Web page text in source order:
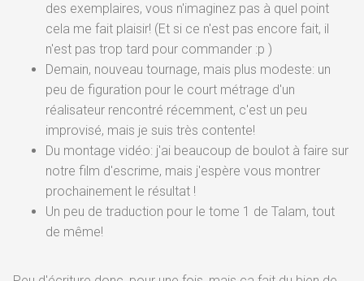
des exemplaires, vous n'imaginez pas à quel point
cela me fait plaisir! (Et si ce n'est pas encore fait, il
n'est pas trop tard pour commander :p )
Demain, nouveau tournage, mais plus modeste: un
peu de figuration pour le court métrage d'un
réalisateur rencontré récemment, c'est un peu
improvisé, mais je suis très contente!
Du montage vidéo: j'ai beaucoup de boulot à faire sur
notre film d'escrime, mais j'espère vous montrer
prochainement le résultat !
Un peu de traduction pour le tome 1 de Talam, tout
de même!